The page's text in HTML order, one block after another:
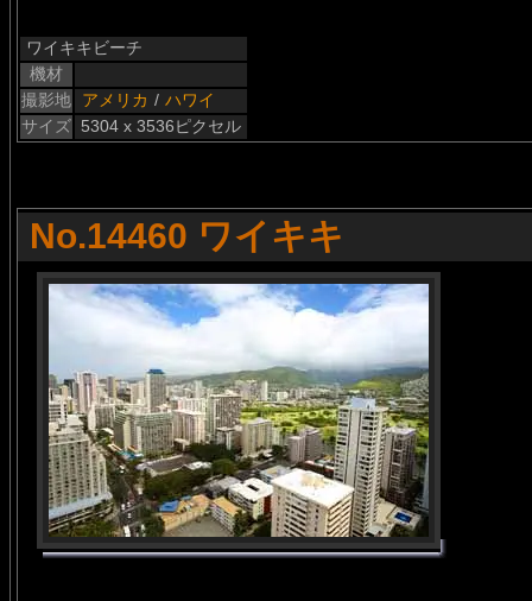
ワイキキビーチ
機材
撮影地
アメリカ / ハワイ
サイズ 5304 x 3536ピクセル
No.14460 ワイキキ